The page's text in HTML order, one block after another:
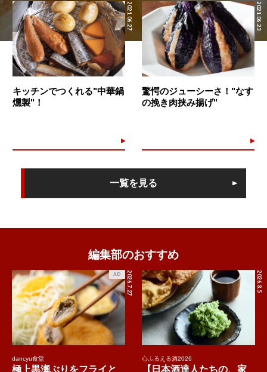
2021.06.27
キッチンでつくれる"中華鍋
燻製"！
2021.06.23
驚愕のジューシーさ！"なす
の挽き肉挟み揚げ"
一覧を見る
編集部のおすすめ
2026.7.27
AD
dancyu食堂
極上黒瀬ぶりをフライと
2026.8.5
心ふるえる酒2026
【日本酒達人たちの、家